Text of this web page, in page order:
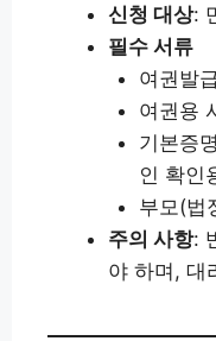
신청 대상:
필수 서류
여권발
여권용
기본증
인 확인
부모(법
주의 사항:
야 하며, 대